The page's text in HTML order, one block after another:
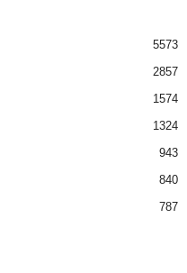
5573
2857
1574
1324
943
840
787